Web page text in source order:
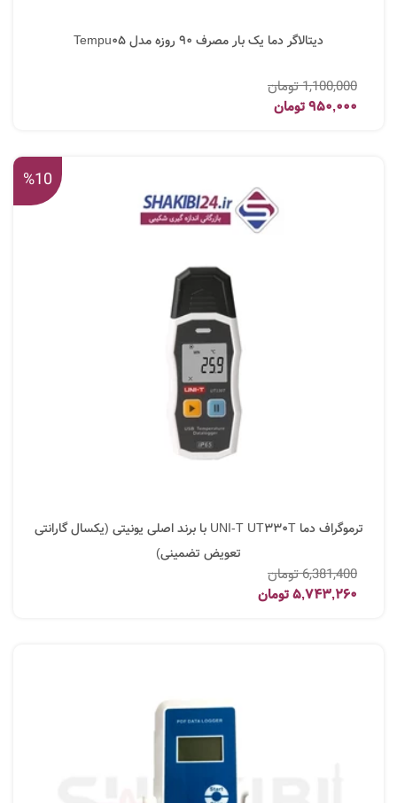
دیتالاگر دما یک بار مصرف 90 روزه مدل Tempu05
1,100,000تومان
950,000تومان
%10
ترموگراف دما UNI-T UT330T با برند اصلی یونیتی (یکسال گارانتی
تعویض تضمینی)
6,381,400تومان
5,743,260تومان